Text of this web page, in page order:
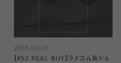
2025.08.30
【#53 REAL BUY】ラメゴム長ショ